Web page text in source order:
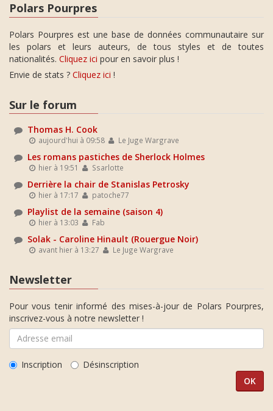
Polars Pourpres
Polars Pourpres est une base de données communautaire sur
les polars et leurs auteurs, de tous styles et de toutes
nationalités. Cliquez ici pour en savoir plus !
Envie de stats ? Cliquez ici !
Sur le forum
Thomas H. Cook
aujourd'hui à 09:58 Le Juge Wargrave
Les romans pastiches de Sherlock Holmes
hier à 19:51 Ssarlotte
Derrière la chair de Stanislas Petrosky
hier à 17:17 patoche77
Playlist de la semaine (saison 4)
hier à 13:03 Fab
Solak - Caroline Hinault (Rouergue Noir)
avant hier à 13:27 Le Juge Wargrave
Newsletter
Pour vous tenir informé des mises-à-jour de Polars Pourpres,
inscrivez-vous à notre newsletter !
Inscription Désinscription